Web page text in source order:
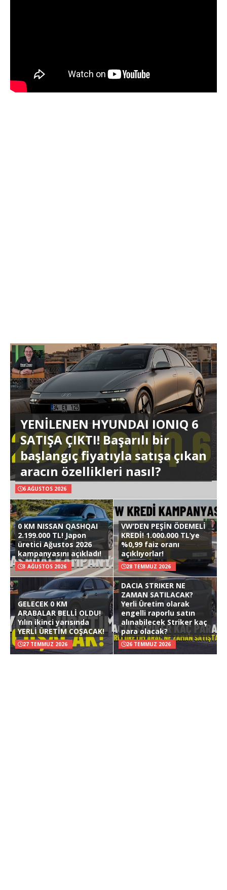
YENİLENEN HYUNDAI IONIQ 6
SATIŞA ÇIKTI! Başarılı bir
başlangıç fiyatıyla satışa çıkan
aracın özellikleri nasıl?
6 AĞUSTOS 2026
0 KM NISSAN QASHQAI
2.199.000 TL! Japon
üretici Ağustos 2026
kampanyasını açıkladı!
3 AĞUSTOS 2026
VW’DEN PEŞİN ÖDEMELİ
KREDİ! 1.000.000 TL’ye
%0,99 faiz oranı
açıklıyorlar!
28 TEMMUZ 2026
GELECEK 0 KM
ARABALAR BELLİ OLDU!
Yılın ikinci yarısında
YERLİ ÜRETİM COŞACAK!
27 TEMMUZ 2026
DACIA STRIKER NE
ZAMAN SATILACAK?
Yerli Üretim olarak
engelli raporlu satın
alınabilecek Striker kaç
para olacak?
26 TEMMUZ 2026